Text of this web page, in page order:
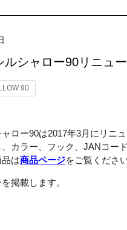
ルシャロー90リニュ
90
ロー90は2017年3月にリニュ
カラー、フック、JANコー
は商品ページをご覧ください
掲載します。